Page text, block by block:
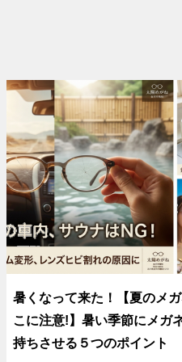
暑くなって来た！【夏のメガ
こに注意!】暑い季節にメガ
持ちさせる５つのポイント